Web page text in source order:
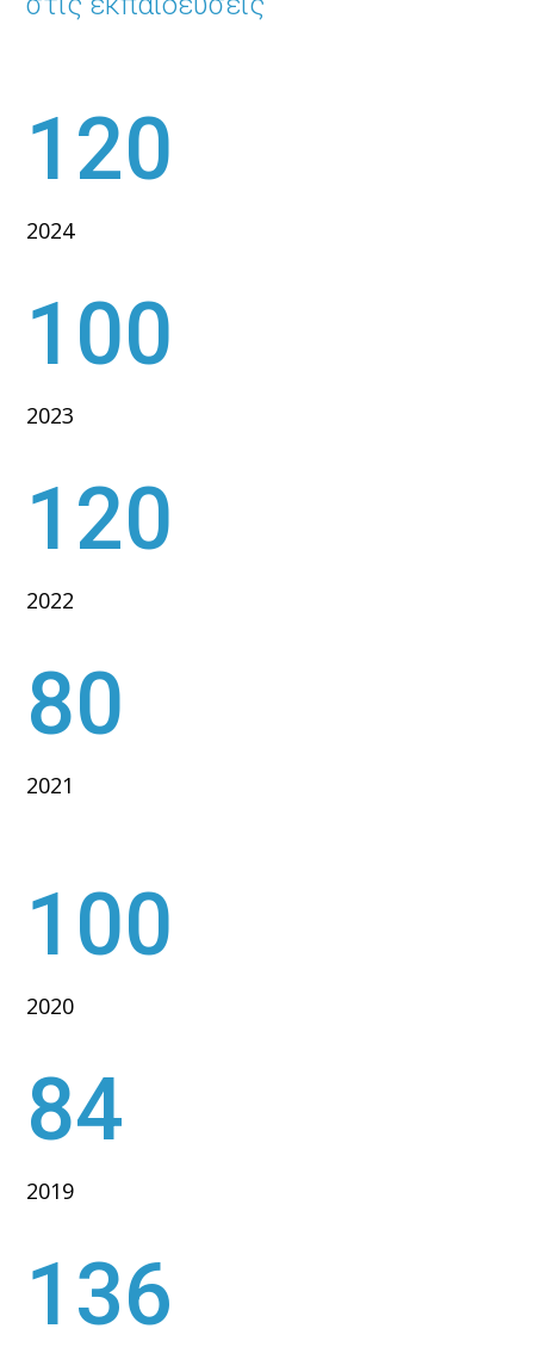
120
2024
100
2023
120
2022
80
2021
100
2020
84
2019
136